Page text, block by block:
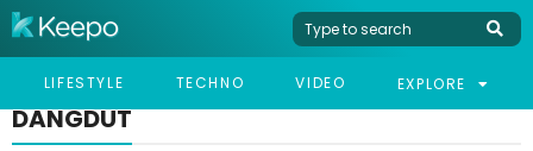
LIFESTYLE TECHNO VIDEO EXPLORE
DANGDUT